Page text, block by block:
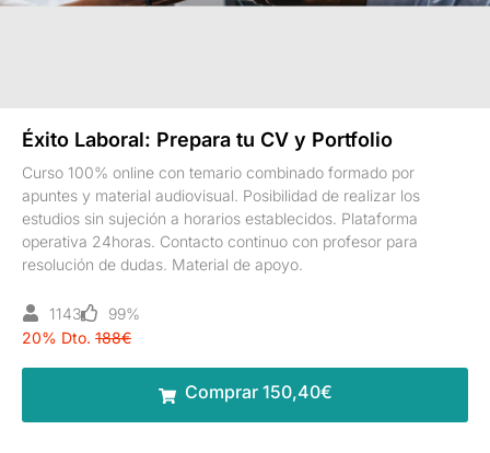
Éxito Laboral: Prepara tu CV y Portfolio
Curso 100% online con temario combinado formado por
apuntes y material audiovisual. Posibilidad de realizar los
estudios sin sujeción a horarios establecidos. Plataforma
operativa 24horas. Contacto continuo con profesor para
resolución de dudas. Material de apoyo.
1143
99%
20% Dto. 188€
Comprar 150,40€